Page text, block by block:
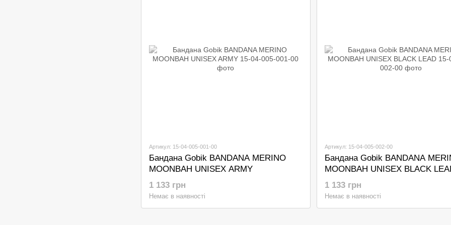
Артикул: 15-04-005-001-00
Бандана Gobik BANDANA MERINO
MOONBAH UNISEX ARMY
1 133 грн
Немає в наявності
Артикул: 15-04-005-002-00
Бандана Gobik BANDANA
MOONBAH UNISEX BLACK
1 133 грн
Немає в наявності